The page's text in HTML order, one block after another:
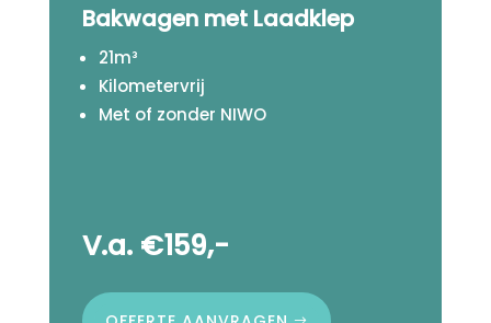
Bakwagen met Laadklep
21m³
Kilometervrij
Met of zonder NIWO
V.a. €159,-